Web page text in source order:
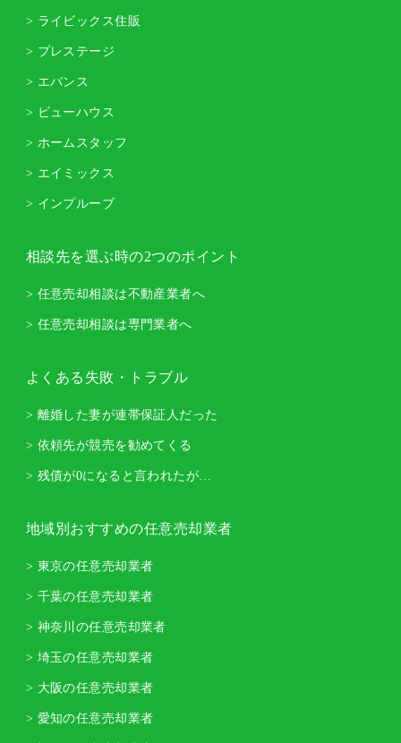
> ライビックス住販
> プレステージ
> エバンス
> ビューハウス
> ホームスタッフ
> エイミックス
> インプルーブ
相談先を選ぶ時の2つのポイント
> 任意売却相談は不動産業者へ
> 任意売却相談は専門業者へ
よくある失敗・トラブル
> 離婚した妻が連帯保証人だった
> 依頼先が競売を勧めてくる
> 残債が0になると言われたが…
地域別おすすめの任意売却業者
> 東京の任意売却業者
> 千葉の任意売却業者
> 神奈川の任意売却業者
> 埼玉の任意売却業者
> 大阪の任意売却業者
> 愛知の任意売却業者